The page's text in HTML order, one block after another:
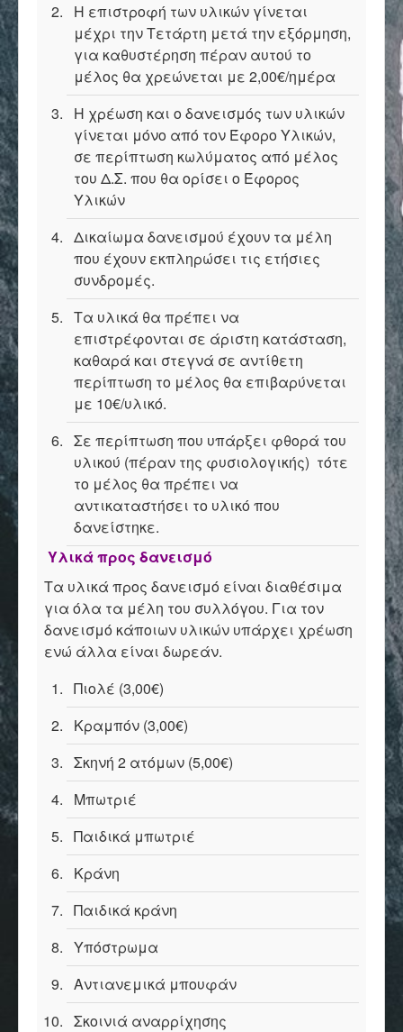
Η επιστροφή των υλικών γίνεται
μέχρι την Τετάρτη μετά την εξόρμηση,
για καθυστέρηση πέραν αυτού το
μέλος θα χρεώνεται με 2,00€/ημέρα
Η χρέωση και ο δανεισμός των υλικών
γίνεται μόνο από τον Έφορο Υλικών,
σε περίπτωση κωλύματος από μέλος
του Δ.Σ. που θα ορίσει ο Έφορος
Υλικών
Δικαίωμα δανεισμού έχουν τα μέλη
που έχουν εκπληρώσει τις ετήσιες
συνδρομές.
Τα υλικά θα πρέπει να
επιστρέφονται σε άριστη κατάσταση,
καθαρά και στεγνά σε αντίθετη
περίπτωση το μέλος θα επιβαρύνεται
με 10€/υλικό.
Σε περίπτωση που υπάρξει φθορά του
υλικού (πέραν της φυσιολογικής) τότε
το μέλος θα πρέπει να
αντικαταστήσει το υλικό που
δανείστηκε.
Υλικά προς δανεισμό
Τα υλικά προς δανεισμό είναι διαθέσιμα
για όλα τα μέλη του συλλόγου. Για τον
δανεισμό κάποιων υλικών υπάρχει χρέωση
ενώ άλλα είναι δωρεάν.
Πιολέ (3,00€)
Κραμπόν (3,00€)
Σκηνή 2 ατόμων (5,00€)
Μπωτριέ
Παιδικά μπωτριέ
Κράνη
Παιδικά κράνη
Υπόστρωμα
Αντιανεμικά μπουφάν
Σκοινιά αναρρίχησης